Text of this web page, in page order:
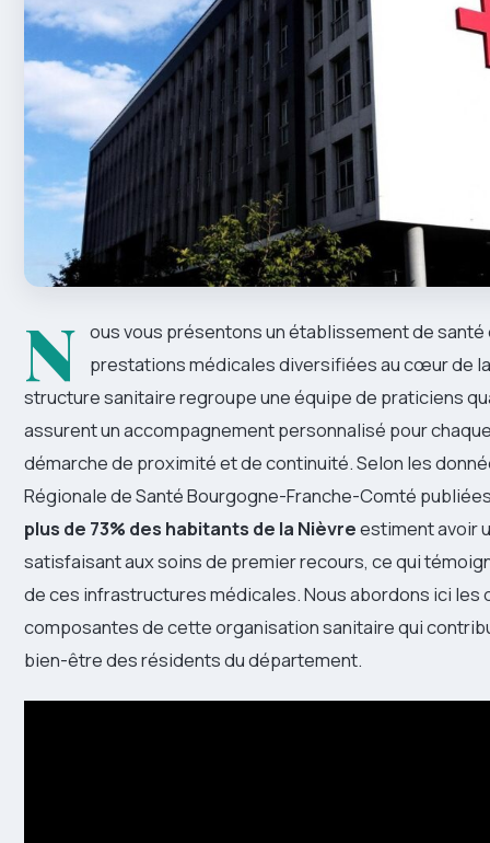
N ous vous présentons un établissement de
prestations médicales diversifiées au cœur de
structure sanitaire regroupe une équipe de praticiens
assurent un accompagnement personnalisé pour
démarche de proximité et de continuité. Selon les
Régionale de Santé Bourgogne-Franche-Comté
plus de 73% des habitants de la Nièvreestiment avoir
satisfaisant aux soins de premier recours, ce qui
de ces infrastructures médicales. Nous abordons ici les
composantes de cette organisation sanitaire qui
bien-être des résidents du département.